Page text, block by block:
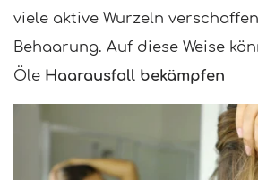
viele aktive Wurzeln
Behaarung. Auf diese Weise
Öle Haarausfall bekämpfen